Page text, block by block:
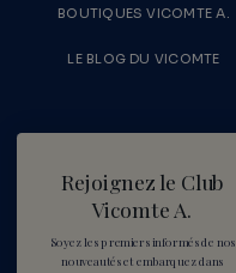
BOUTIQUES VICOMTE A.
LE BLOG DU VICOMTE
LIVRAISONS & RETOURS
MENTIONS LÉGALES
CONDITIONS DE VENTE
Rejoignez le Club
Vicomte A.
Soyez les premiers informés de nos
nouveautéset embarquez dans